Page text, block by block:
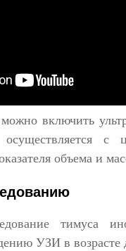
включить
осуществляется
объема и
тимуса
УЗИ в возрасте